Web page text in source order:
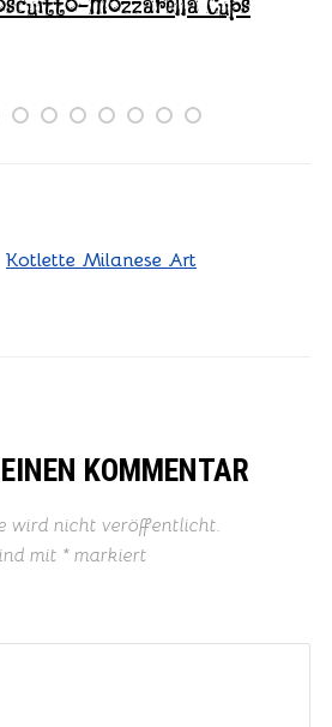
Basilikum Cups
Kotlette Milanese Art
KOMMENTAR
wird nicht veröffentlicht.
mit *markiert